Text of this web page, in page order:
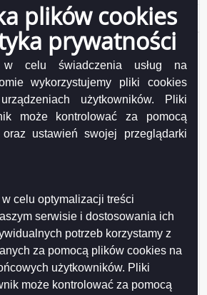
plików cookies
prywatności
w celu świadczenia usług na
wykorzystujemy pliki cookies
użytkowników. Pliki
może kontrolować za pomocą
ustawień swojej przeglądarki
w celu optymalizacji treści
serwisie i dostosowania ich
potrzeb korzystamy z
za pomocą plików cookies na
użytkowników. Pliki
może kontrolować za pomocą
( 1.35 MB )
Podgląd
XXXVII_480_2017.pdf
Miejski w Suwałkach
Marcin Szypulski
2017-10-25
Szypulski
10-30
10-30
Drukuj do PDF
Drukuj